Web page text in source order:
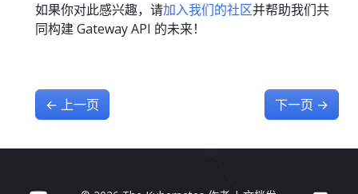
如果你对此感兴趣，请加入我们的社区并帮助我们共
同构建 Gateway API 的未来！
← 上一页 下一页 →